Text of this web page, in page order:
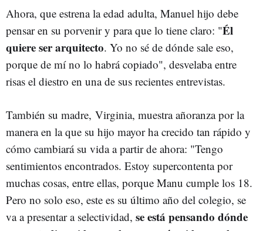
Ahora, que estrena la edad adulta, Manuel hijo debe
pensar en su porvenir y para que lo tiene claro: "Él
quiere ser arquitecto. Yo no sé de dónde sale eso,
porque de mí no lo habrá copiado", desvelaba entre
risas el diestro en una de sus recientes entrevistas.
También su madre, Virginia, muestra añoranza por la
manera en la que su hijo mayor ha crecido tan rápido y
cómo cambiará su vida a partir de ahora: "Tengo
sentimientos encontrados. Estoy supercontenta por
muchas cosas, entre ellas, porque Manu cumple los 18.
Pero no solo eso, este es su último año del colegio, se
va a presentar a selectividad, se está pensando dónde